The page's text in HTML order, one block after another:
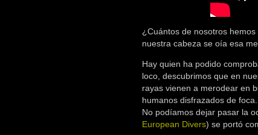
¿Cuántos de nosotros
nuestra cabeza se oía esa
Hay quien ha podido
loco, descubrimos que en
rayas vienen a merodear en
humanos disfrazados de foca.
No podíamos dejar pasar la
European Divers) se portó